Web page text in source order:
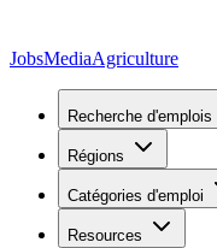
JobsMediaAgriculture
Recherche d'emplois
Régions
Catégories d'emploi
Resources